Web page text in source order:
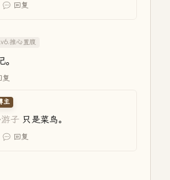
回复
推心置腹
复
主
子 只是菜鸟。
回复